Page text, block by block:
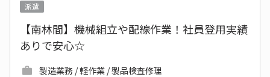
派遣
【南林間】機械組立や配線作業！社員登用実績
ありで安心☆
製造業務 / 軽作業 / 製品検査修理